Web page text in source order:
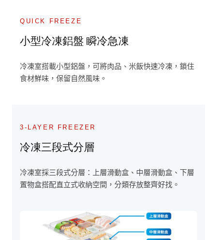
QUICK FREEZE
小型冷凍鋁盤 瞬冷急凍
冷凍室搭載小型鋁盤，可將肉品、米飯快速冷凍，鎖住
食材鮮味，保留自然風味。
3-LAYER FREEZER
冷凍三段式分層
冷凍室採三段式分層：上層滑動盒、中層滑動盒、下層
置物盒搭配直立式收納空間，分類存放整齊好找。